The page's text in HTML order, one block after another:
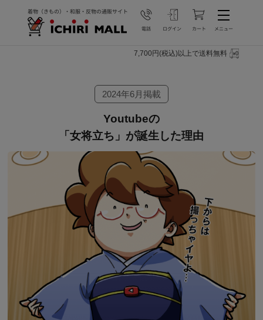
7,700円(税込)以上で送料無料
2024年6月掲載
Youtubeの
「女将立ち」が誕生した理由